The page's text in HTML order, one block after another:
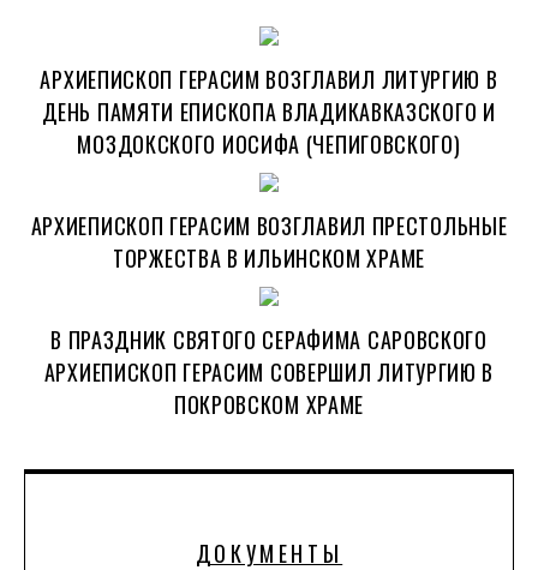
ДОКУМЕНТЫ
АРХИЕПИСКОП ГЕРАСИМ ВОЗГЛАВИЛ ЛИТУРГИЮ В
ДЕНЬ ПАМЯТИ ЕПИСКОПА ВЛАДИКАВКАЗСКОГО И
МОЗДОКСКОГО ИОСИФА (ЧЕПИГОВСКОГО)
АРХИЕПИСКОП ГЕРАСИМ ВОЗГЛАВИЛ ПРЕСТОЛЬНЫЕ
ТОРЖЕСТВА В ИЛЬИНСКОМ ХРАМЕ
В ПРАЗДНИК СВЯТОГО СЕРАФИМА САРОВСКОГО
АРХИЕПИСКОП ГЕРАСИМ СОВЕРШИЛ ЛИТУРГИЮ В
ПОКРОВСКОМ ХРАМЕ